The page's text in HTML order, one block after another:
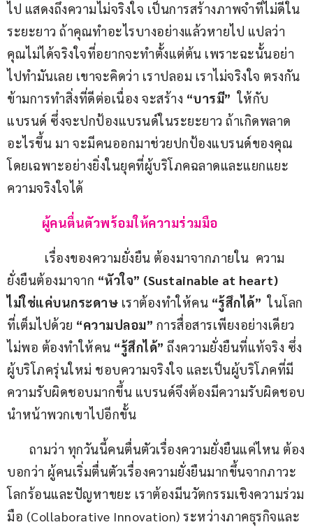
ไป แสดงถึงความไม่จริงใจ เป็นการสร้างภาพจำที่ไม่ดีใน
ระยะยาว ถ้าคุณทำอะไรบางอย่างแล้วหายไป แปลว่า
คุณไม่ได้จริงใจที่อยากจะทำตั้งแต่ต้น เพราะฉะนั้นอย่า
ไปทำมันเลย เขาจะคิดว่า เราปลอม เราไม่จริงใจ ตรงกัน
ข้ามการทำสิ่งที่ดีต่อเนื่อง จะสร้าง “บารมี” ให้กับ
แบรนด์ ซึ่งจะปกป้องแบรนด์ในระยะยาว ถ้าเกิดพลาด
อะไรขึ้น มา จะมีคนออกมาช่วยปกป้องแบรนด์ของคุณ
โดยเฉพาะอย่างยิ่งในยุคที่ผู้บริโภคฉลาดและแยกแยะ
ความจริงใจได้
ผู้คนตื่นตัวพร้อมให้ความร่วมมือ
เรื่องของความยั่งยืน ต้องมาจากภายใน  ความ
ยั่งยืนต้องมาจาก “หัวใจ” (Sustainable at heart)
ไม่ใช่แค่บนกระดาษ เราต้องทำให้คน “รู้สึกได้” ในโลก
ที่เต็มไปด้วย “ความปลอม” การสื่อสารเพียงอย่างเดียว
ไม่พอ ต้องทำให้คน “รู้สึกได้” ถึงความยั่งยืนที่แท้จริง ซึ่ง
ผู้บริโภครุ่นใหม่ ชอบความจริงใจ และเป็นผู้บริโภคที่มี
ความรับผิดชอบมากขึ้น แบรนด์จึงต้องมีความรับผิดชอบ
นำหน้าพวกเขาไปอีกขั้น
ถามว่า ทุกวันนี้คนตื่นตัวเรื่องความยั่งยืนแค่ไหน ต้อง
บอกว่า ผู้คนเริ่มตื่นตัวเรื่องความยั่งยืนมากขึ้นจากภาวะ
โลกร้อนและปัญหาขยะ เราต้องมีนวัตกรรมเชิงความร่วม
มือ (Collaborative Innovation) ระหว่างภาคธุรกิจและ